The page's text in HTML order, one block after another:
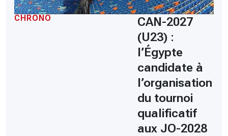
CHRONO
CAN-2027
(U23) :
l’Égypte
candidate à
l’organisation
du tournoi
qualificatif
aux JO-2028